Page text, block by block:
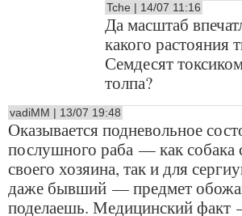
Tche | 14/07 11:16
Да масштаб
какого растояния
Семдесят
толпа?
vadiMM | 13/07 19:48
Оказывается подневольное
послушного раба — как собака
своего хозяина, так и для
даже бывший — предмет
поделаешь. Медицинский факт